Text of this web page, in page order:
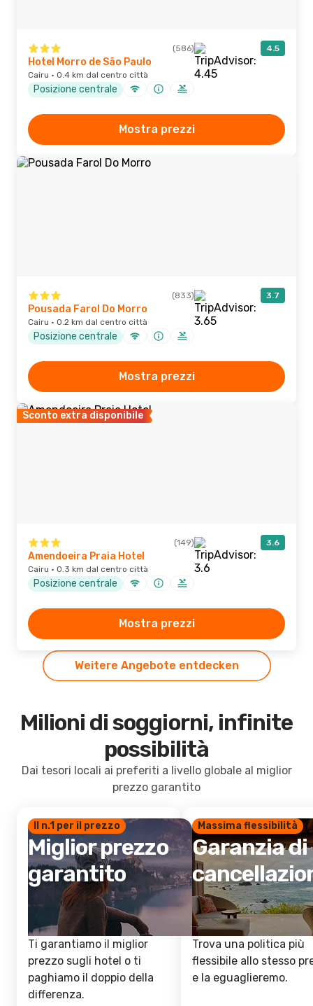
(586) 4.5
Hotel Morro de São Paulo
Cairu · 0.4 km dal centro città
Posizione centrale
Mostra prezzi
(833) 3.7
Pousada Farol Do Morro
Cairu · 0.2 km dal centro città
Posizione centrale
Mostra prezzi
Sconto extra disponibile
(149) 3.6
Amendoeira Praia Hotel
Cairu · 0.3 km dal centro città
Posizione centrale
Mostra prezzi
Weitere Angebote entdecken
Milioni di soggiorni, infinite
possibilità
Dai tesori locali ai preferiti a livello globale al miglior
prezzo garantito
Il n.1 per il prezzo
Miglior prezzo
garantito
Ti garantiamo il miglior
prezzo sugli hotel o ti
paghiamo il doppio della
differenza.
Massima flessibilità
Garanzia di
Trova una politica più
flessibile allo stesso
e la eguaglieremo.